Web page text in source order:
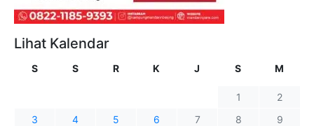
Lihat Kalendar
S S R K J S M
1
2
3
4 5 6 7 8
9